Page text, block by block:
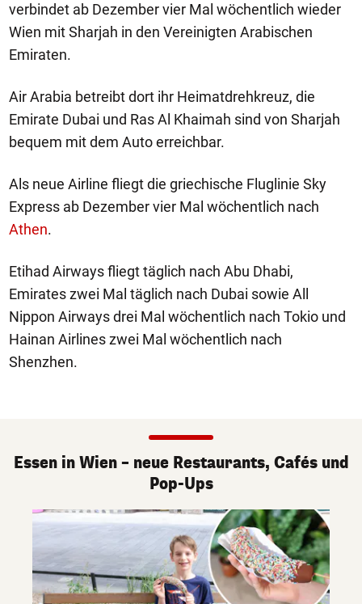
verbindet ab Dezember vier Mal wöchentlich wieder
Wien mit Sharjah in den Vereinigten Arabischen
Emiraten.
Air Arabia betreibt dort ihr Heimatdrehkreuz, die
Emirate Dubai und Ras Al Khaimah sind von Sharjah
bequem mit dem Auto erreichbar.
Als neue Airline fliegt die griechische Fluglinie Sky
Express ab Dezember vier Mal wöchentlich nach
Athen.
Etihad Airways fliegt täglich nach Abu Dhabi,
Emirates zwei Mal täglich nach Dubai sowie All
Nippon Airways drei Mal wöchentlich nach Tokio und
Hainan Airlines zwei Mal wöchentlich nach
Shenzhen.
Essen in Wien – neue Restaurants, Cafés und
Pop-Ups